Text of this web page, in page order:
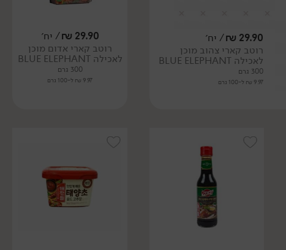
29.90
₪/ יח׳
רוטב קארי צהוב מוכן
לאכילה BLUE ELEPHANT
300 גרם
9.97 ₪ ל-100 גרם
29.90
₪/ יח׳
רוטב קארי אדום מוכן
לאכילה BLUE ELEPHANT
300 גרם
9.97 ₪ ל-100 גרם